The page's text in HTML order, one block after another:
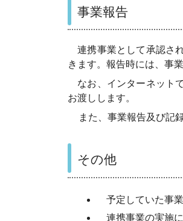
事業報告
連携事業として承認さ
きます。報告時には、事
なお、インターネット
お渡しします。
また、事業報告及び記
その他
予定していた事業
連携事業の実施